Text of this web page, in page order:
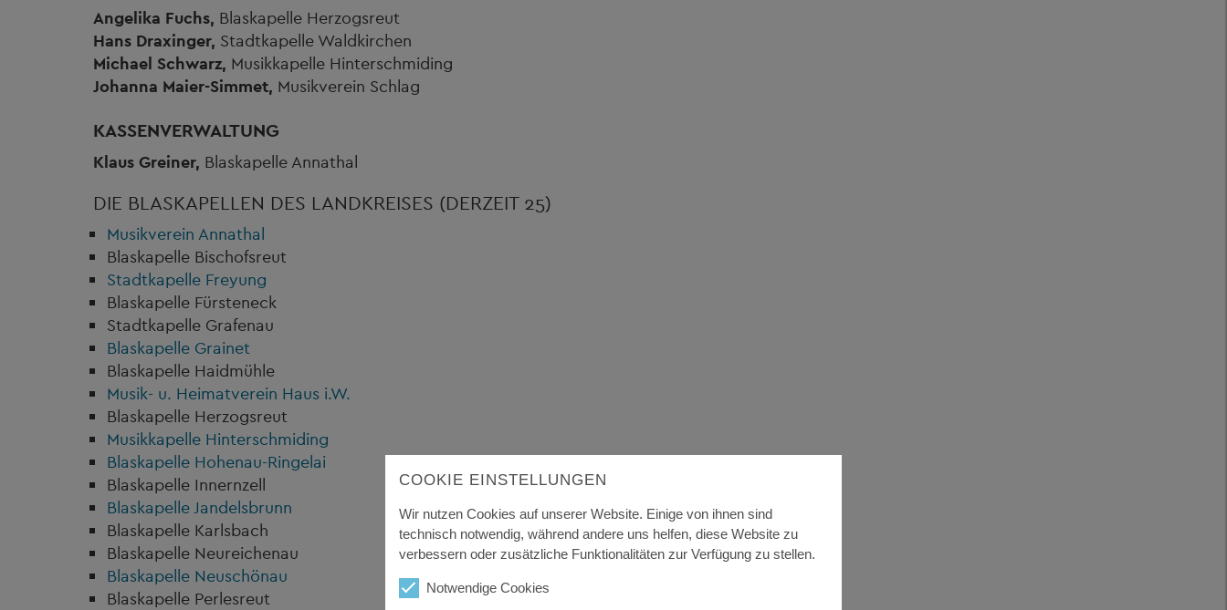
Angelika Fuchs, Blaskapelle Herzogsreut
Hans Draxinger, Stadtkapelle Waldkirchen
Michael Schwarz, Musikkapelle Hinterschmiding
Johanna Maier-Simmet, Musikverein Schlag
KASSENVERWALTUNG
Klaus Greiner, Blaskapelle Annathal
DIE BLASKAPELLEN DES LANDKREISES (DERZEIT 25)
Musikverein Annathal
Blaskapelle Bischofsreut
Stadtkapelle Freyung
Blaskapelle Fürsteneck
Stadtkapelle Grafenau
Blaskapelle Grainet
Blaskapelle Haidmühle
Musik- u. Heimatverein Haus i.W.
Blaskapelle Herzogsreut
Musikkapelle Hinterschmiding
Blaskapelle Hohenau-Ringelai
Blaskapelle Innernzell
Blaskapelle Jandelsbrunn
Blaskapelle Karlsbach
Blaskapelle Neureichenau
Blaskapelle Neuschönau
Blaskapelle Perlesreut
COOKIE EINSTELLUNGEN
Wir nutzen Cookies auf unserer Website. Einige von ihnen sind
technisch notwendig, während andere uns helfen, diese Website zu
verbessern oder zusätzliche Funktionalitäten zur Verfügung zu stellen.
Notwendige Cookies